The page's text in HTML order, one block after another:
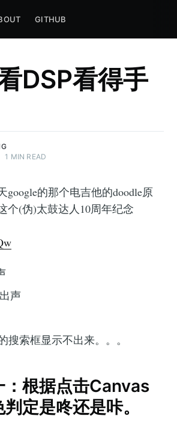
GITHUB
DSP看得手
1 MIN READ
google的那个电吉他的doodle原
个(伪)太鼓达人10周年纪念
声
搜索框显示不出来。。。
：根据点击Canvas
定是咚还是咔。